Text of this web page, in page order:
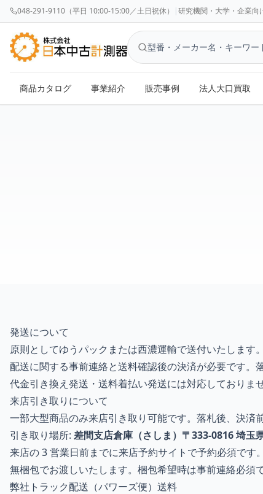
048-291-9110（平日 10:00-15:00／土日祝休） |研究機関・大学・企業
商品カタログ 事業紹介 販売事例 法人大口買取
発送について
原則としてゆうパックまたは西濃運輸で送付いたします
配送に関する事前連絡と送料確認後の決済が必要です。
代金引き換え発送・送料着払い発送には対応しておりま
来店引き取りについて
一部大型商品のみ来店引き取り可能です。落札後、決済
引き取り場所: 差間支店倉庫（さしま）〒333-0816 埼玉
来店の 3 営業日前までに来店予約サイトで予約必須です
無梱包でお渡しいたします。梱包希望時は事前連絡必須
弊社トラック配送（パワーズ便）送料